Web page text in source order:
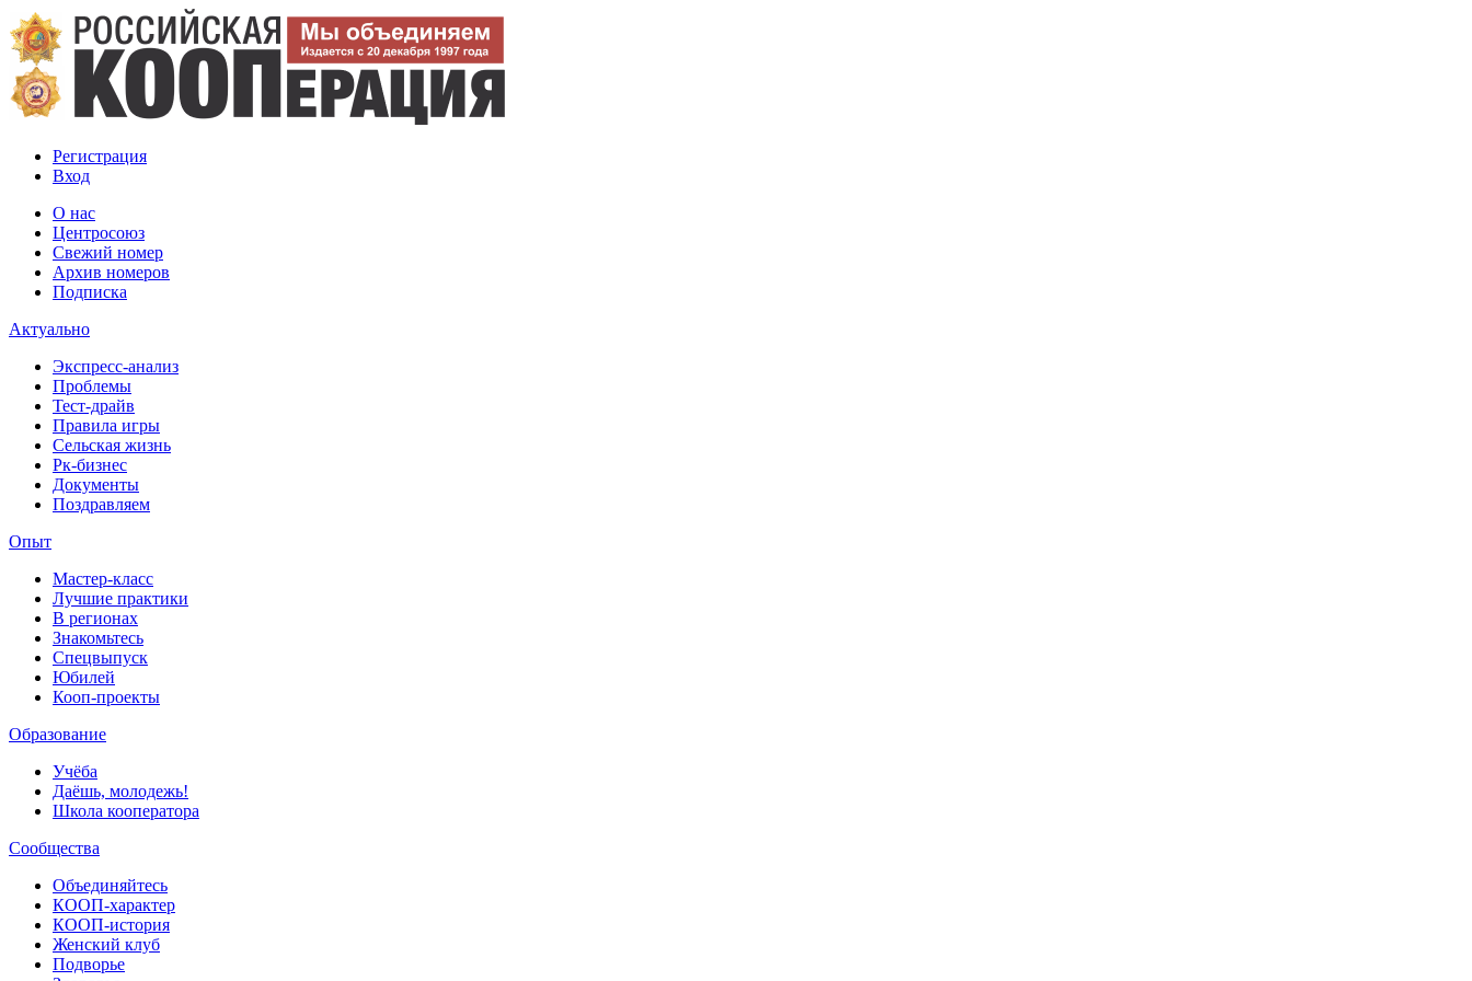
Регистрация
Вход
О нас
Центросоюз
Свежий номер
Архив номеров
Подписка
Актуально
Экспресс-анализ
Проблемы
Тест-драйв
Правила игры
Сельская жизнь
Рк-бизнес
Документы
Поздравляем
Опыт
Мастер-класс
Лучшие практики
В регионах
Знакомьтесь
Спецвыпуск
Юбилей
Кооп-проекты
Образование
Учёба
Даёшь, молодежь!
Школа кооператора
Сообщества
Объединяйтесь
КООП-характер
КООП-история
Женский клуб
Подворье